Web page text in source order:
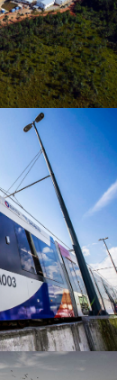
(modal VLT)